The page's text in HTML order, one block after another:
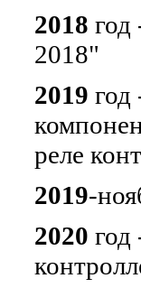
2018
2018"
2019 год
реле
2019-
2020